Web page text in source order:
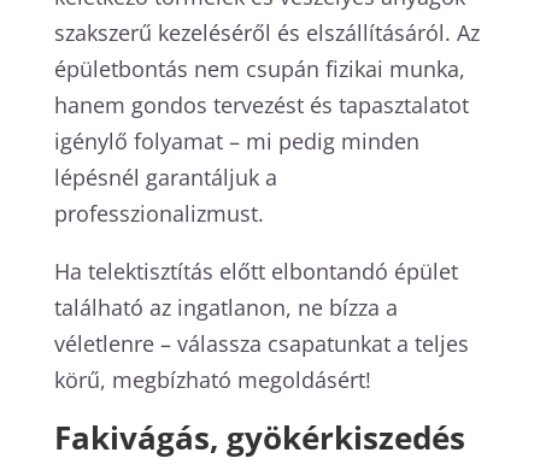
szakszerű kezeléséről és elszállításáról. Az
épületbontás nem csupán fizikai munka,
hanem gondos tervezést és tapasztalatot
igénylő folyamat – mi pedig minden
lépésnél garantáljuk a
professzionalizmust.
Ha telektisztítás előtt elbontandó épület
található az ingatlanon, ne bízza a
véletlenre – válassza csapatunkat a teljes
körű, megbízható megoldásért!
Fakivágás, gyökérkiszedés